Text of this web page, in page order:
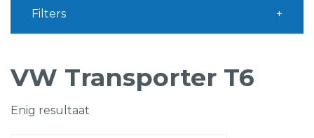
VW Transporter T6
Enig resultaat
Filters